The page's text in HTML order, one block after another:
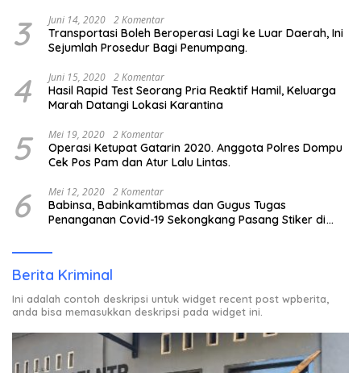
3 Juni 14, 2020 2 Komentar
Transportasi Boleh Beroperasi Lagi ke Luar Daerah, Ini
Sejumlah Prosedur Bagi Penumpang.
4 Juni 15, 2020 2 Komentar
Hasil Rapid Test Seorang Pria Reaktif Hamil, Keluarga
Marah Datangi Lokasi Karantina
5 Mei 19, 2020 2 Komentar
Operasi Ketupat Gatarin 2020. Anggota Polres Dompu
Cek Pos Pam dan Atur Lalu Lintas.
6 Mei 12, 2020 2 Komentar
Babinsa, Babinkamtibmas dan Gugus Tugas
Penanganan Covid-19 Sekongkang Pasang Stiker di
Berita Kriminal
Ini adalah contoh deskripsi untuk widget recent post wpberita,
anda bisa memasukkan deskripsi pada widget ini.